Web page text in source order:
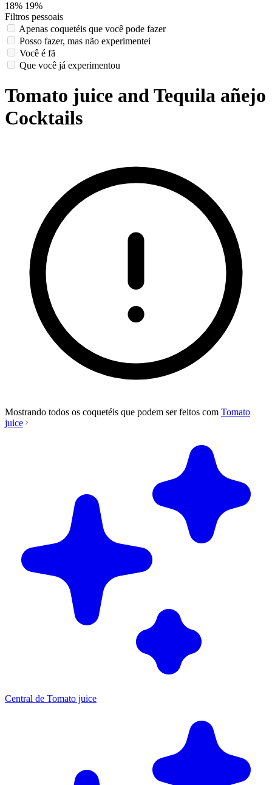
18% 19%
Filtros pessoais
Apenas coquetéis que você pode fazer
Posso fazer, mas não experimentei
Você é fã
Que você já experimentou
Tomato juice and Tequila añejo
Cocktails
Mostrando todos os coquetéis que podem ser feitos com Tomato
juice
Central de Tomato juice